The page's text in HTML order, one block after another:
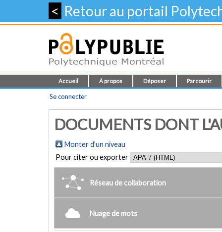
< Retour au portail
Accueil À propos Déposer Parcourir
Se connecter
DOCUMENTS DONT
Monter d'un niveau
Pour citer ou exporter
Réseau de collaboration
Nuage de mots